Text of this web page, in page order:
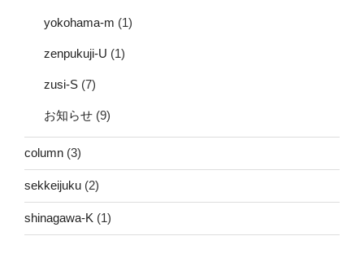
yokohama-m (1)
zenpukuji-U (1)
zusi-S (7)
お知らせ (9)
column (3)
sekkeijuku (2)
shinagawa-K (1)